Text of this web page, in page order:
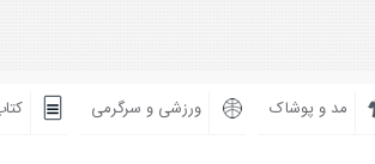
مد و پوشاک ورزشی و سرگرمی